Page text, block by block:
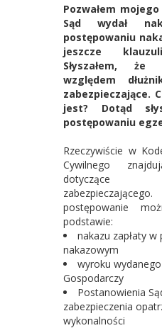
Pozwałem
Sąd wydał
postępowaniu
jeszcze
Słyszałem, że
względem
zabezpieczające.
jest? Dotąd
postępowaniu
Rzeczywiście w
Cywilnego
dotyczące
postępowanie
podstawie:
nakazu zapłaty
nakazowym
wyroku
Gospodarczy
Postanowienia
zabezpieczenia
wykonalności